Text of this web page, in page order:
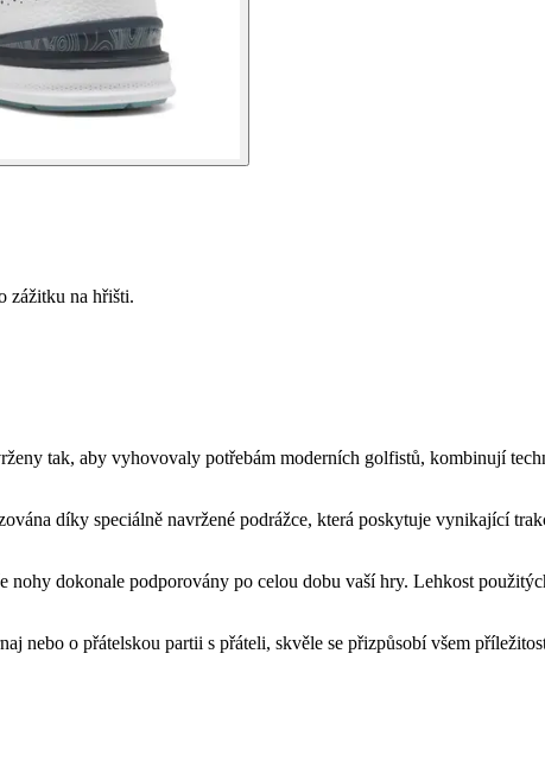
zážitku na hřišti.
tak, aby vyhovovaly potřebám moderních golfistů, kombinují
díky speciálně navržené podrážce, která poskytuje vynikající
dokonale podporovány po celou dobu vaší hry. Lehkost
nebo o přátelskou partii s přáteli, skvěle se přizpůsobí všem